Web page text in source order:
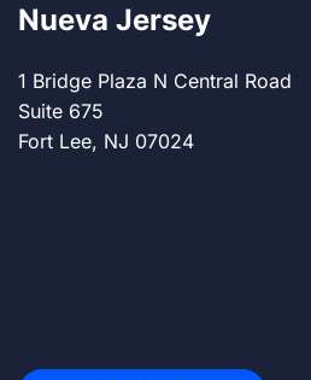
Nueva Jersey
1 Bridge Plaza N Central Road
Suite 675
Fort Lee, NJ 07024